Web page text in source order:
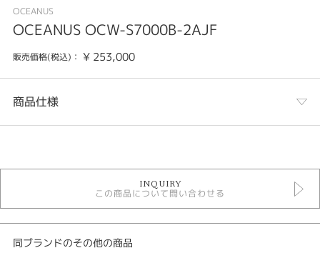
OCEANUS
OCEANUS OCW-S7000B-2AJF
販売価格(税込)： ¥ 253,000
商品仕様
時計
10気圧防水
ソーラー電波
金属ベルト
INQUIRY
この商品について問い合わせる
同ブランドのその他の商品